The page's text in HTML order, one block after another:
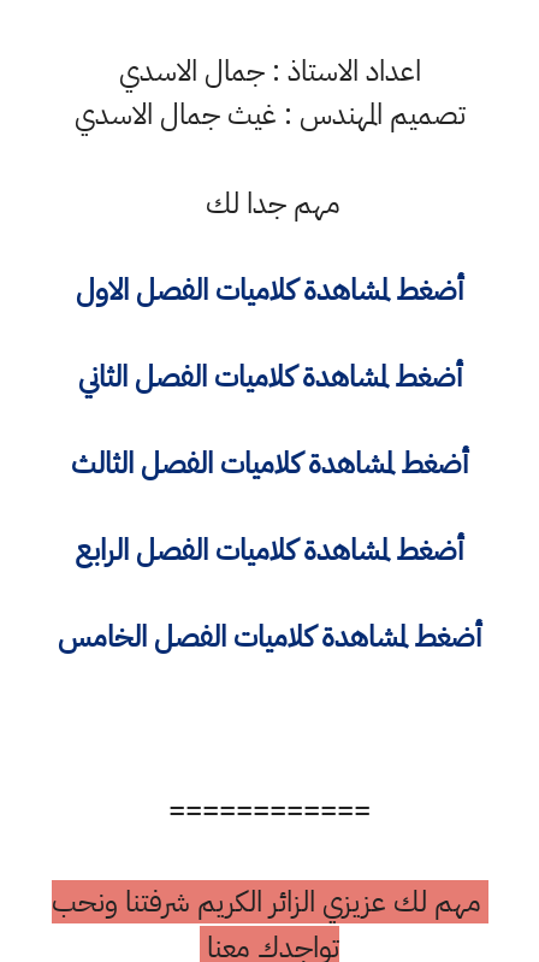
اعداد الاستاذ : جمال الاسدي
تصميم المهندس : غيث جمال الاسدي
مهم جدا لك
أضغط لمشاهدة كلاميات الفصل الاول
أضغط لمشاهدة كلاميات الفصل الثاني
أضغط لمشاهدة كلاميات الفصل الثالث
أضغط لمشاهدة كلاميات الفصل الرابع
أضغط لمشاهدة كلاميات الفصل الخامس
============
مهم لك عزيزي الزائر الكريم شرفتنا ونحب
تواجدك معنا